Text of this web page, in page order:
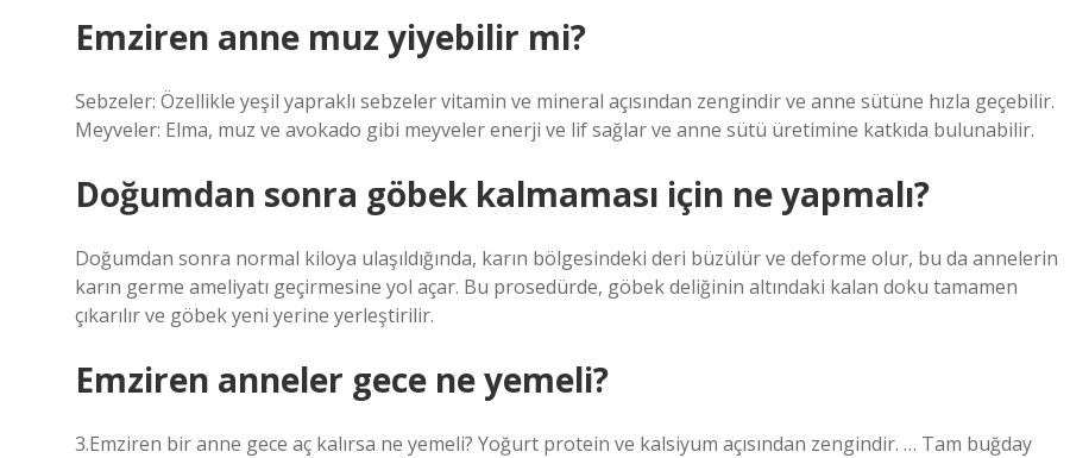
Emziren anne muz yiyebilir mi?
Sebzeler: Özellikle yeşil yapraklı sebzeler vitamin ve mineral açısından zengindir ve anne sütüne hızla geçebilir.
Meyveler: Elma, muz ve avokado gibi meyveler enerji ve lif sağlar ve anne sütü üretimine katkıda bulunabilir.
Doğumdan sonra göbek kalmaması için ne yapmalı?
Doğumdan sonra normal kiloya ulaşıldığında, karın bölgesindeki deri büzülür ve deforme olur, bu da annelerin
karın germe ameliyatı geçirmesine yol açar. Bu prosedürde, göbek deliğinin altındaki kalan doku tamamen
çıkarılır ve göbek yeni yerine yerleştirilir.
Emziren anneler gece ne yemeli?
3.Emziren bir anne gece aç kalırsa ne yemeli? Yoğurt protein ve kalsiyum açısından zengindir. … Tam buğday